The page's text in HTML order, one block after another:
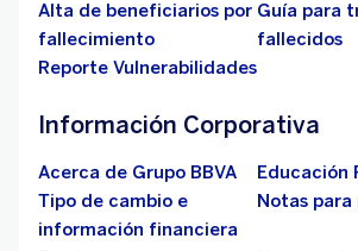
Alta de beneficiarios por
fallecimiento
Guía para
fallecidos
Reporte Vulnerabilidades
Información Corporativa
Acerca de Grupo BBVA
Educación
Tipo de cambio e
información financiera
Notas